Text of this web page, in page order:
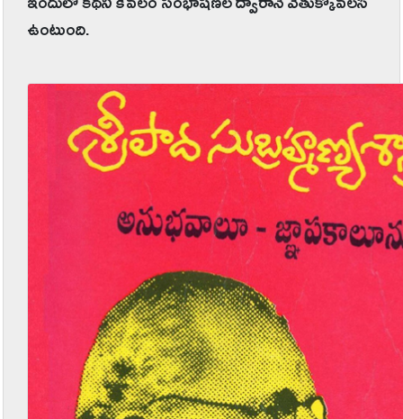
ఇందులో కథని కేవలం సంభాషణల ద్వారానే వెతుక్కోవలసి
ఉంటుంది.